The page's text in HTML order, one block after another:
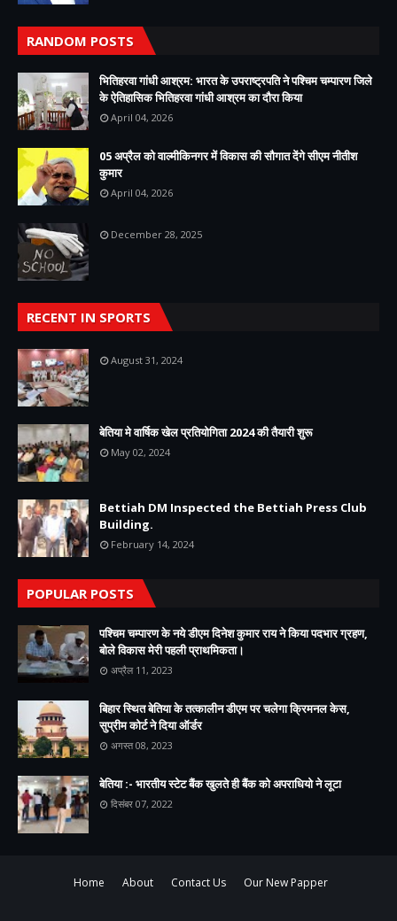
RANDOM POSTS
भितिहरवा गांधी आश्रम: भारत के उपराष्ट्रपति ने पश्चिम चम्पारण जिले
के ऐतिहासिक भितिहरवा गांधी आश्रम का दौरा किया
April 04, 2026
05 अप्रैल को वाल्मीकिनगर में विकास की सौगात देंगे सीएम नीतीश
कुमार
April 04, 2026
December 28, 2025
RECENT IN SPORTS
August 31, 2024
बेतिया मे वार्षिक खेल प्रतियोगिता 2024 की तैयारी शुरू
May 02, 2024
Bettiah DM Inspected the Bettiah Press Club
Building.
February 14, 2024
POPULAR POSTS
पश्चिम चम्पारण के नये डीएम दिनेश कुमार राय ने किया पदभार ग्रहण,
बोले विकास मेरी पहली प्राथमिकता।
अप्रैल 11, 2023
बिहार स्थित बेतिया के तत्कालीन डीएम पर चलेगा क्रिमनल केस,
सुप्रीम कोर्ट ने दिया ऑर्डर
अगस्त 08, 2023
बेतिया :- भारतीय स्टेट बैंक खुलते ही बैंक को अपराधियो ने लूटा
दिसंबर 07, 2022
Home About Contact Us Our New Papper